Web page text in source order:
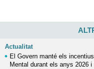
Actualitat
El Govern manté els
Mental durant els anys 2026 i